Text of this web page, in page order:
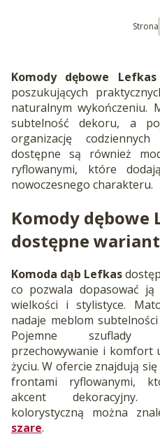
Strona
Komody dębowe Lefkas
poszukujących
naturalnym wykończeniu.
subtelność dekoru, a
organizację
dostępne są również
ryflowanymi, które
nowoczesnego charakteru.
Komody dębowe
dostępne
Komoda dąb Lefkas
co pozwala dopasować
wielkości i stylistyce.
nadaje meblom
Pojemne szuflady
przechowywanie i komfort
życiu. W ofercie znajdują
frontami ryflowanymi,
akcent dekoracyjny.
kolorystyczną można
szare.